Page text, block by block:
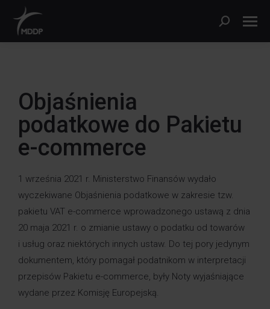
Objaśnienia
podatkowe do Pakietu
e-commerce
1 września 2021 r. Ministerstwo Finansów wydało
wyczekiwane Objaśnienia podatkowe w zakresie tzw.
pakietu VAT e-commerce wprowadzonego ustawą z dnia
20 maja 2021 r. o zmianie ustawy o podatku od towarów
i usług oraz niektórych innych ustaw. Do tej pory jedynym
dokumentem, który pomagał podatnikom w interpretacji
przepisów Pakietu e-commerce, były Noty wyjaśniające
wydane przez Komisję Europejską.